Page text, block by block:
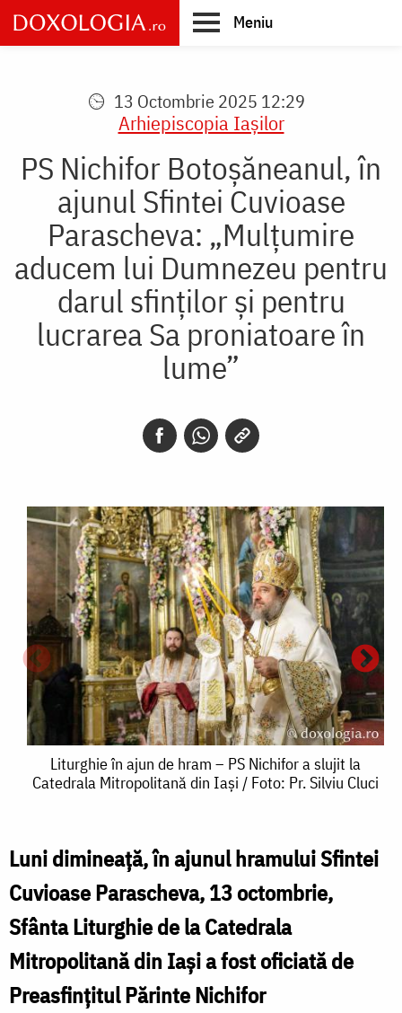
Skip
to
main
Meniu
13 Octombrie 2025 12:29
Arhiepiscopia Iaşilor
PS Nichifor Botoșăneanul, în
ajunul Sfintei Cuvioase
Parascheva: „Mulțumire
aducem lui Dumnezeu pentru
darul sfinților și pentru
lucrarea Sa proniatoare în
lume”
Liturghie
în
de
hram
–
PS
Nichifor
Liturghie în ajun de hram – PS Nichifor a slujit la
Catedrala Mitropolitană din Iași / Foto: Pr. Silviu Cluci
Luni dimineață, în ajunul hramului Sfintei
Cuvioase Parascheva, 13 octombrie,
Sfânta Liturghie de la Catedrala
Mitropolitană din Iași a fost oficiată de
Preasfințitul Părinte Nichifor